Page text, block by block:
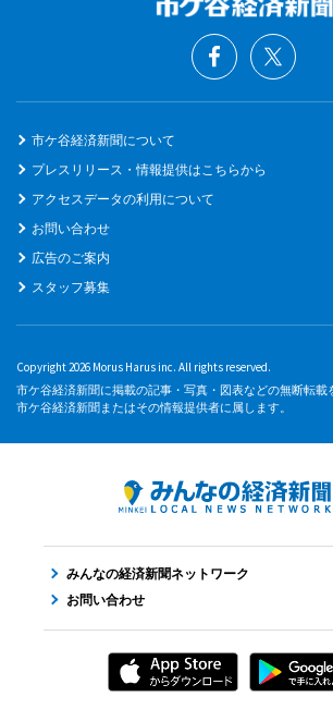
市ケ谷経済新聞について
プレスリリース・情報提供はこちらから
アクセスデータの利用について
お問い合わせ
広告のご案内
スタッフ募集
Copyright 2026 Morus Harus inc. All rights reserved.
市ケ谷経済新聞に掲載の記事・写真・図表などの無断転載
市ケ谷経済新聞またはその情報提供者に属します。
みんなの経済新聞ネットワーク
お問い合わせ